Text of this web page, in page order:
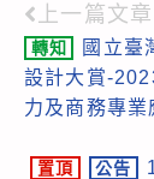
Read
more
articles
上一篇文章
轉知
國立臺
設計大賞-
力及商務專
置頂 公告